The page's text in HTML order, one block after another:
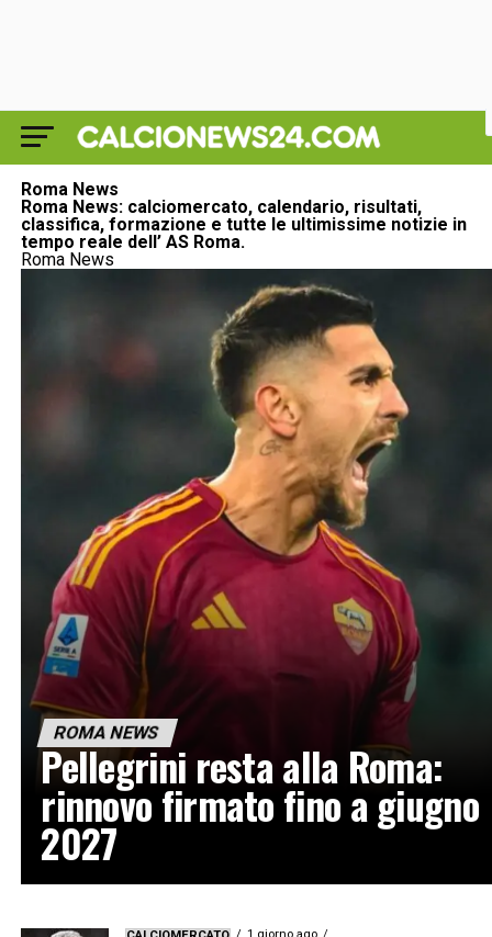
Roma News
Roma News: calciomercato, calendario, risultati,
classifica, formazione e tutte le ultimissime notizie in
tempo reale dell’ AS Roma.
Roma News
ROMA NEWS
Pellegrini resta alla Roma:
rinnovo firmato fino a giugno
2027